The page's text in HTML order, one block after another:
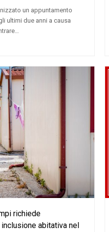
un appuntamento
ultimi due anni a causa
richiede
abitativa nel